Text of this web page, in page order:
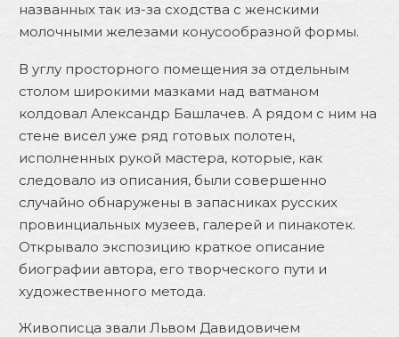
названных так из-за сходства с женскими
молочными железами конусообразной формы.
В углу просторного помещения за отдельным
столом широкими мазками над ватманом
колдовал Александр Башлачев. А рядом с ним на
стене висел уже ряд готовых полотен,
исполненных рукой мастера, которые, как
следовало из описания, были совершенно
случайно обнаружены в запасниках русских
провинциальных музеев, галерей и пинакотек.
Открывало экспозицию краткое описание
биографии автора, его творческого пути и
художественного метода.
Живописца звали Львом Давидовичем